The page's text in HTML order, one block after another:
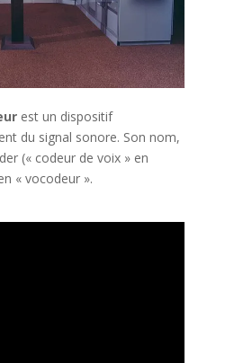
est un dispositif
du signal sonore. Son nom,
(« codeur de voix » en
« vocodeur ».